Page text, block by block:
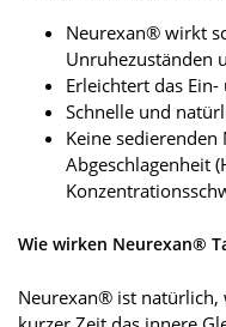
Neurexan® wirkt
Unruhezuständen
Erleichtert das
Schnelle und
Keine
Abgeschlagenheit
Wie wirken Neurexan®
Neurexan® ist